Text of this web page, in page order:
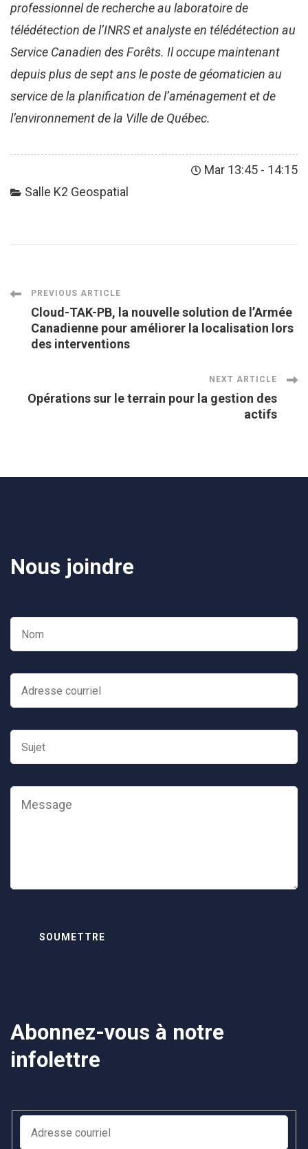
professionnel de recherche au laboratoire de
télédétection de l’INRS et analyste en télédétection au
Service Canadien des Forêts. Il occupe maintenant
depuis plus de sept ans le poste de géomaticien au
service de la planification de l’aménagement et de
l’environnement de la Ville de Québec.
Mar 13:45 - 14:15
Salle K2 Geospatial
Post
Navigation
PREVIOUS ARTICLE
Cloud-TAK-PB, la nouvelle solution de l’Armée
Canadienne pour améliorer la localisation lors
des interventions
NEXT ARTICLE
Opérations sur le terrain pour la gestion des
actifs
Nous joindre
Abonnez-vous à notre
infolettre